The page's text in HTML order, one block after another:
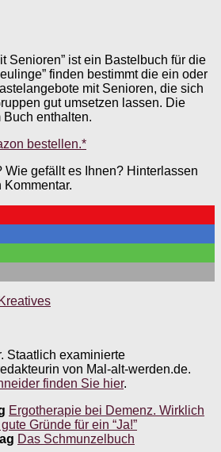
Senioren” ist ein Bastelbuch für die
finden bestimmt die ein oder
mit Senioren, die sich
gut umsetzen lassen. Die
enthalten.
bestellen.*
Wie gefällt es Ihnen? Hinterlassen
Staatlich examinierte
von Mal-alt-werden.de.
finden Sie hier.
Ergotherapie bei Demenz. Wirklich
Gründe für ein “Ja!”
Das Schmunzelbuch